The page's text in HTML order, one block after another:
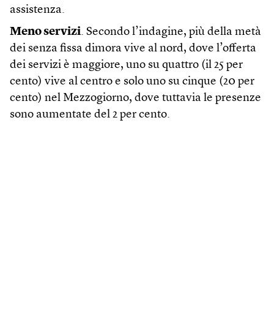
assistenza.
Meno servizi. Secondo l’indagine, più della metà
dei senza fissa dimora vive al nord, dove l’offerta
dei servizi è maggiore, uno su quattro (il 25 per
cento) vive al centro e solo uno su cinque (20 per
cento) nel Mezzogiorno, dove tuttavia le presenze
sono aumentate del 2 per cento.